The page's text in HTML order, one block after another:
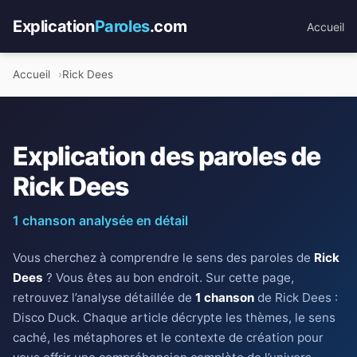
ExplicationParoles.com Accueil
Accueil Rick Dees
Explication des paroles de
Rick Dees
1 chanson analysée en détail
Vous cherchez à comprendre le sens des paroles de Rick
Dees ? Vous êtes au bon endroit. Sur cette page,
retrouvez l’analyse détaillée de 1 chanson de Rick Dees :
Disco Duck. Chaque article décrypte les thèmes, le sens
caché, les métaphores et le contexte de création pour